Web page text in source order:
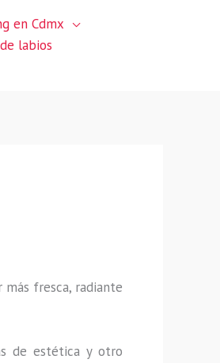
en Cdmx
labios
fresca, radiante
de estética y otro